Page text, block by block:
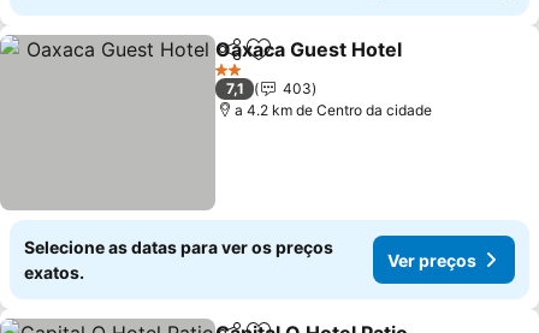
PartilharAdicionar aos favoritos
Oaxaca Guest Hotel
2 Estrelas
7,1
403
a 4.2 km de Centro da cidade
Selecione as datas para ver os preços
exatos.
Ver preços